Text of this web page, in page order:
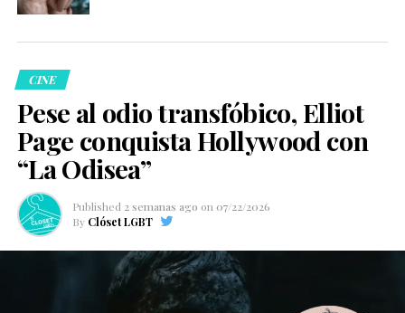
CINE
Pese al odio transfóbico, Elliot
Page conquista Hollywood con
“La Odisea”
Published 2 semanas ago on 07/22/2026
By Clóset LGBT